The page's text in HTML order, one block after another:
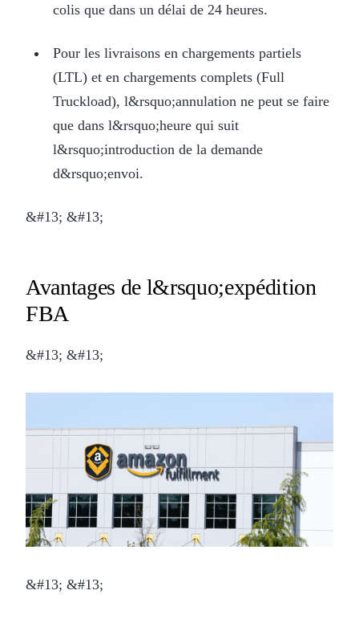
colis que dans un délai de 24 heures.
Pour les livraisons en chargements partiels
(LTL) et en chargements complets (Full
Truckload), l&rsquo;annulation ne peut se faire
que dans l&rsquo;heure qui suit
l&rsquo;introduction de la demande
d&rsquo;envoi.
&#13; &#13;
Avantages de l&rsquo;expédition
FBA
&#13; &#13;
&#13; &#13;